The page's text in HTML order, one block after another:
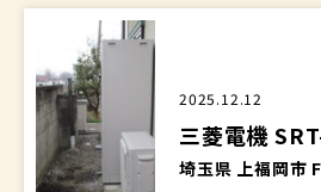
2025.12.12
三菱電機
埼玉県 上福岡市